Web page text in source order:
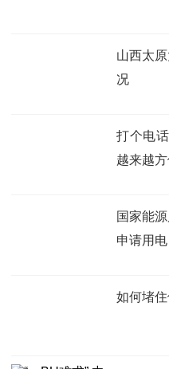
山西太
况
打个电
越来越
国家能
申请用
如何堵